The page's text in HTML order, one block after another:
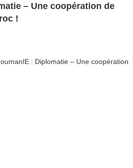
– Une coopération de
!